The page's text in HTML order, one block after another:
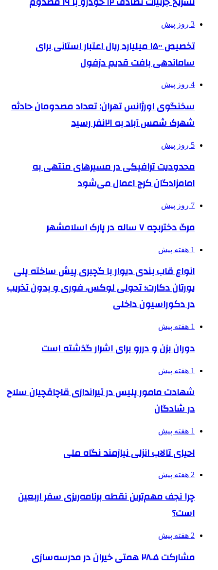
3 روز پیش
تخصیص ۱۵۰۰ میلیارد ریال اعتبار استانی برای
ساماندهی بافت قدیم دزفول
4 روز پیش
سخنگوی اورژانس تهران: تعداد مصدومان حادثه
شهرک شمس آباد به ۲۱نفر رسید
5 روز پیش
محدودیت ترافیکی در مسیرهای منتهی به
امامزادگان کرج اعمال می‌شود
7 روز پیش
مرگ دختربچه ۷ ساله در پارک اسلامشهر
1 هفته پیش
انواع قاب بندی دیوار با گچبری پیش ساخته پلی
یورتان دکارت؛ تحولی لوکس، فوری و بدون تخریب
در دکوراسیون داخلی
1 هفته پیش
دوران بزن و دررو برای اشرار گذشته است
1 هفته پیش
شهادت مامور پلیس در تیراندازی قاچاقچیان سلاح
در شادگان
1 هفته پیش
احیای تالاب انزلی نیازمند نگاه ملی
2 هفته پیش
چرا نجف مهم‌ترین نقطه برنامه‌ریزی سفر اربعین
است؟
2 هفته پیش
مشارکت ۲۸.۵ همتی خیران در مدرسه‌سازی